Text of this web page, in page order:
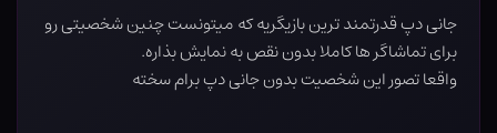
جانی دپ قدرتمند ترین بازیگریه که میتونست چنین شخصیتی رو
برای تماشاگر ها کاملا بدون نقص به نمایش بذاره.
واقعا تصور این شخصیت بدون جانی دپ برام سخته